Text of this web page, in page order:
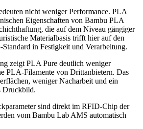
nicht weniger Performance. PLA
Eigenschaften von Bambu PLA
die auf dem Niveau gängiger
Materialbasis trifft hier auf den
in Festigkeit und Verarbeitung.
zeigt PLA Pure deutlich weniger
PLA-Filamente von Drittanbietern. Das
weniger Nacharbeit und ein
Druckbild.
sind direkt im RFID-Chip der
vom Bambu Lab AMS automatisch